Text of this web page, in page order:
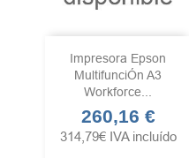
Impresora Epson
MultifunciÓn A3
Workforce...
Precio
260,16 €
314,79€ IVA incluído